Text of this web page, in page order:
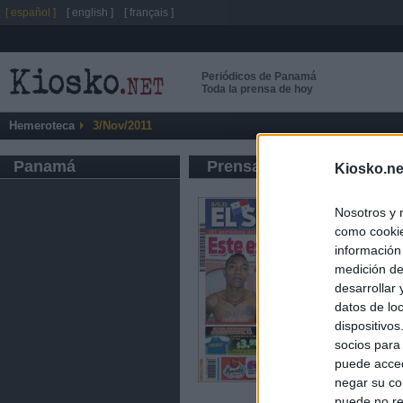
Nosotros y
como
medición
desarrollar
datos de
socios
puede
negar su
Periódicos de Panamá
Toda la prensa de hoy
Hemeroteca 3/Nov/2011
Panamá Prensa de Información
[ español ] [ english ] [ français ]